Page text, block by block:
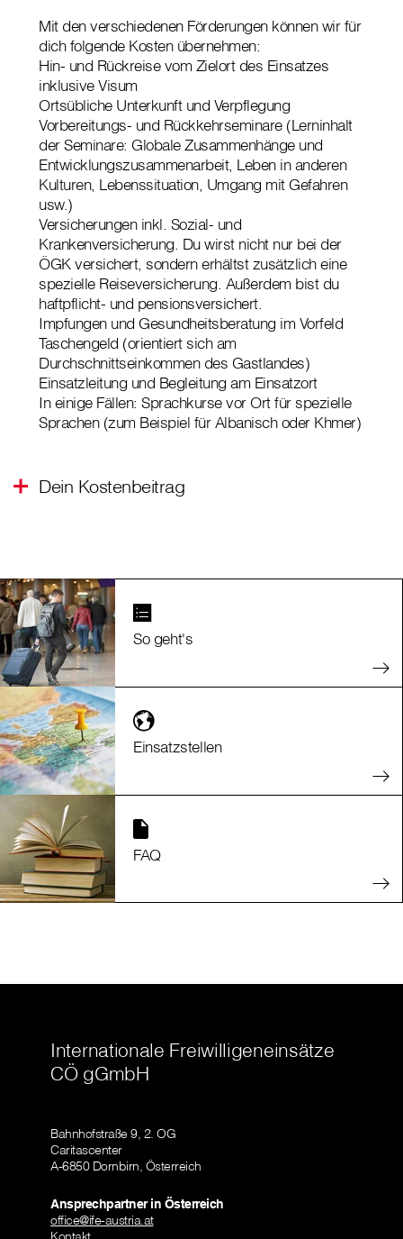
Mit den verschiedenen Förderungen können wir für
dich folgende Kosten übernehmen:
Hin- und Rückreise vom Zielort des Einsatzes
inklusive Visum
Ortsübliche Unterkunft und Verpflegung
Vorbereitungs- und Rückkehrseminare (Lerninhalt
der Seminare: Globale Zusammenhänge und
Entwicklungszusammenarbeit, Leben in anderen
Kulturen, Lebenssituation, Umgang mit Gefahren
usw.)
Versicherungen inkl. Sozial- und
Krankenversicherung. Du wirst nicht nur bei der
ÖGK versichert, sondern erhältst zusätzlich eine
spezielle Reiseversicherung. Außerdem bist du
haftpflicht- und pensionsversichert.
Impfungen und Gesundheitsberatung im Vorfeld
Taschengeld (orientiert sich am
Durchschnittseinkommen des Gastlandes)
Einsatzleitung und Begleitung am Einsatzort
In einige Fällen: Sprachkurse vor Ort für spezielle
Sprachen (zum Beispiel für Albanisch oder Khmer)
Dein Kostenbeitrag
So geht's
Einsatzstellen
FAQ
Internationale Freiwilligeneinsätze
CÖ gGmbH
Bahnhofstraße 9, 2. OG
Caritascenter
A-6850 Dornbirn, Österreich
Ansprechpartner in Österreich
office@ife-austria.at